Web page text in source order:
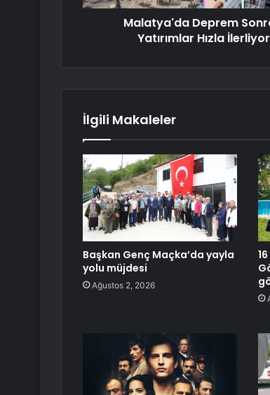
Malatya'da Deprem
Yatırımlar Hızla İlerliyor
İlgili Makaleler
Başkan Genç Maçka’da yayla
yolu müjdesi
Ağustos 2, 2026